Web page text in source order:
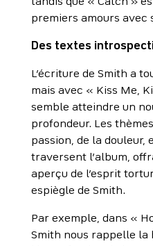
tandis que « Catch »
premiers amours avec
Des textes
L’écriture de Smith a
mais avec « Kiss Me,
semble atteindre un
profondeur. Les
passion, de la douleur,
traversent l’album,
aperçu de l’esprit
espiègle de Smith.
Par exemple, dans «
Smith nous rappelle la